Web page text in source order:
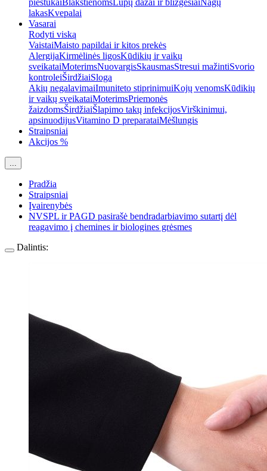
pieštukai Blakstienoms Lūpų dažai ir blizgesiai Nagų
lakasKvepalai
Vasarai
Rodyti viską
VaistaiMaisto papildai ir kitos prekės
AlergijaKirmėlinės ligosKūdikių ir vaikų
sveikataiMoterimsNuovargisSkausmasStresui mažintiSvorio
kontroleiŠirdžiaiSloga
Akių negalavimaiImuniteto stiprinimuiKojų venomsKūdikių
ir vaikų sveikataiMoterimsPriemonės
žaizdomsŠirdžiaiŠlapimo takų infekcijosVirškinimui,
apsinuodijusVitamino D preparataiMėšlungis
Straipsniai
Akcijos %
...
Pradžia
Straipsniai
Įvairenybės
NVSPL ir PAGD pasirašė bendradarbiavimo sutartį dėl
reagavimo į chemines ir biologines grėsmes
Dalintis: